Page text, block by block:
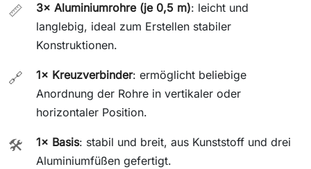
📏 3× Aluminiumrohre (je 0,5 m): leicht und
langlebig, ideal zum Erstellen stabiler
Konstruktionen.
🔗 1× Kreuzverbinder: ermöglicht beliebige
Anordnung der Rohre in vertikaler oder
horizontaler Position.
🛠️ 1× Basis: stabil und breit, aus Kunststoff und drei
Aluminiumfüßen gefertigt.